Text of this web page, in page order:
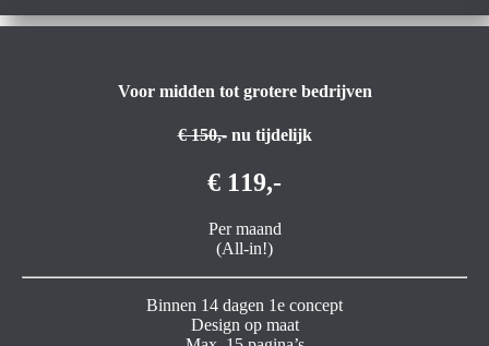
Voor midden tot grotere bedrijven
€ 150,-nu tijdelijk
€ 119,-
Per maand
(All-in!)
Binnen 14 dagen 1e concept
Design op maat